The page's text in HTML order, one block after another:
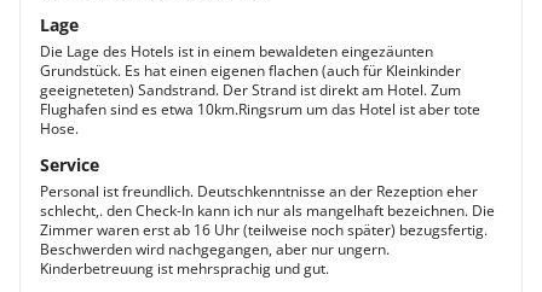
Lage
Die Lage des Hotels ist in einem bewaldeten eingezäunten
Grundstück. Es hat einen eigenen flachen (auch für Kleinkinder
geeigneteten) Sandstrand. Der Strand ist direkt am Hotel. Zum
Flughafen sind es etwa 10km.Ringsrum um das Hotel ist aber tote
Hose.
Service
Personal ist freundlich. Deutschkenntnisse an der Rezeption eher
schlecht,. den Check-In kann ich nur als mangelhaft bezeichnen. Die
Zimmer waren erst ab 16 Uhr (teilweise noch später) bezugsfertig.
Beschwerden wird nachgegangen, aber nur ungern.
Kinderbetreuung ist mehrsprachig und gut.